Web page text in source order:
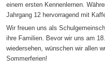
einem ersten Kennenlernen.
Jahrgang 12 hervorragend mit
Wir freuen uns als
ihre Familien. Bevor wir uns am
wiedersehen, wünschen wir allen
Sommerferien!